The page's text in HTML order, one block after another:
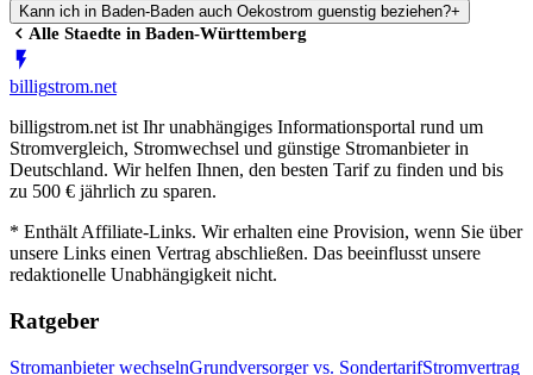
Kann ich in Baden-Baden auch Oekostrom guenstig beziehen?+
Alle Staedte in Baden-Württemberg
billigstrom.net
billigstrom.net ist Ihr unabhängiges Informationsportal rund um
Stromvergleich, Stromwechsel und günstige Stromanbieter in
Deutschland. Wir helfen Ihnen, den besten Tarif zu finden und bis
zu 500 € jährlich zu sparen.
* Enthält Affiliate-Links. Wir erhalten eine Provision, wenn Sie über
unsere Links einen Vertrag abschließen. Das beeinflusst unsere
redaktionelle Unabhängigkeit nicht.
Ratgeber
Stromanbieter wechselnGrundversorger vs. SondertarifStromvertrag